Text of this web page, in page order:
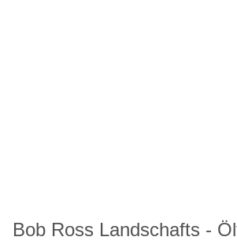
Bob Ross Landschafts -